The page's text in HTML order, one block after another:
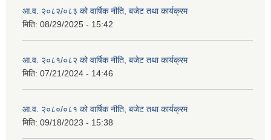
आ.व. २०८२/०८३ को वार्षिक नीति, बजेट तथा कार्यक्रम
मिति: 08/29/2025 - 15:42
आ.व. २०८१/०८२ को वार्षिक नीति, बजेट तथा कार्यक्रम
मिति: 07/21/2024 - 14:46
आ.व. २०८०/०८१ को वार्षिक नीति, बजेट तथा कार्यक्रम
मिति: 09/18/2023 - 15:38